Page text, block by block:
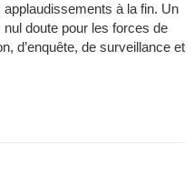
à la fin. Un
doute pour les forces de
d’enquête, de surveillance et